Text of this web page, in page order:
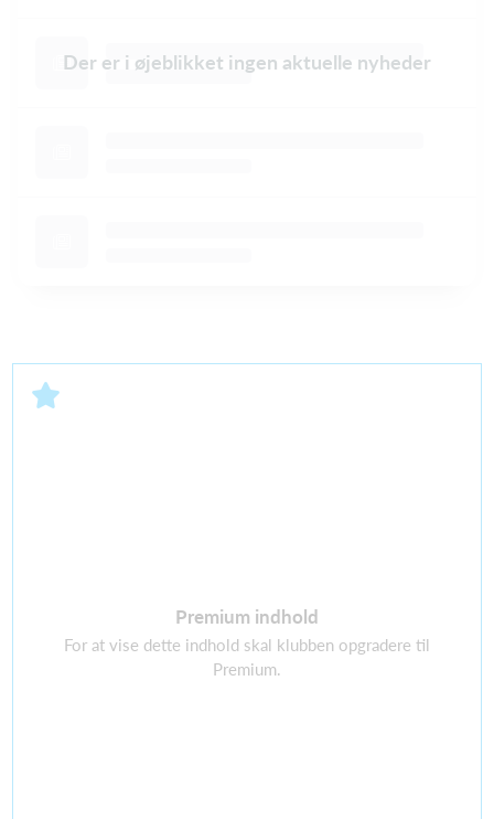
Der er i øjeblikket ingen aktuelle nyheder
Premium indhold
For at vise dette indhold skal klubben opgradere til
Premium.